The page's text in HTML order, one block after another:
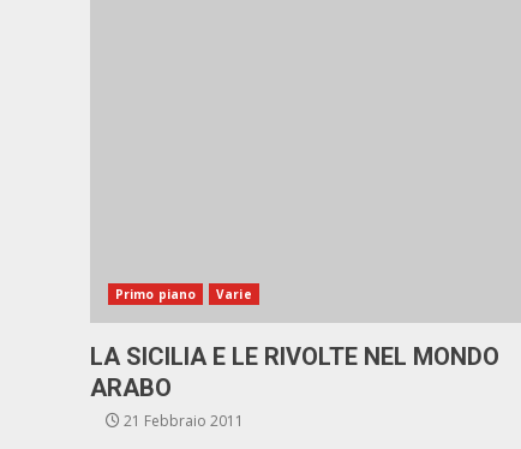
Primo piano Varie
LA SICILIA E LE RIVOLTE NEL MONDO
ARABO
21 Febbraio 2011